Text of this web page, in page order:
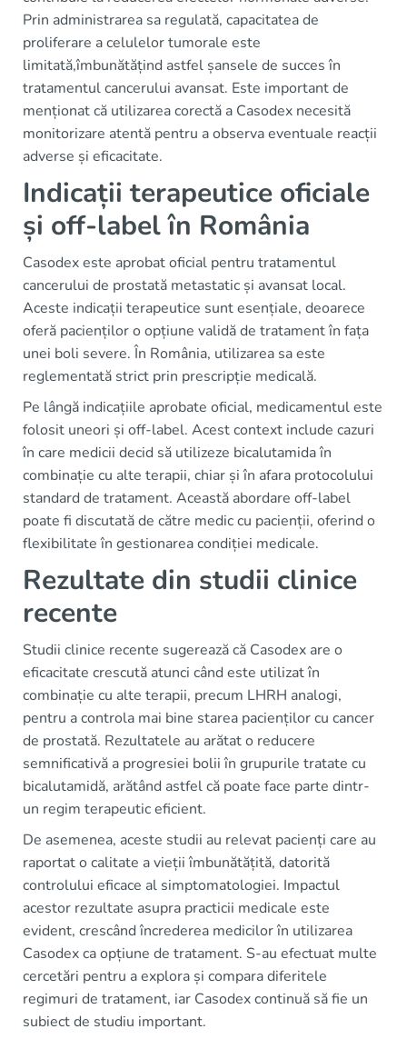
Prin administrarea sa regulată, capacitatea de
proliferare a celulelor tumorale este
limitată,îmbunătățind astfel șansele de succes în
tratamentul cancerului avansat. Este important de
menționat că utilizarea corectă a Casodex necesită
monitorizare atentă pentru a observa eventuale reacții
adverse și eficacitate.
Indicații terapeutice oficiale
și off-label în România
Casodex este aprobat oficial pentru tratamentul
cancerului de prostată metastatic și avansat local.
Aceste indicații terapeutice sunt esențiale, deoarece
oferă pacienților o opțiune validă de tratament în fața
unei boli severe. În România, utilizarea sa este
reglementată strict prin prescripție medicală.
Pe lângă indicațiile aprobate oficial, medicamentul este
folosit uneori și off-label. Acest context include cazuri
în care medicii decid să utilizeze bicalutamida în
combinație cu alte terapii, chiar și în afara protocolului
standard de tratament. Această abordare off-label
poate fi discutată de către medic cu pacienții, oferind o
flexibilitate în gestionarea condiției medicale.
Rezultate din studii clinice
recente
Studii clinice recente sugerează că Casodex are o
eficacitate crescută atunci când este utilizat în
combinație cu alte terapii, precum LHRH analogi,
pentru a controla mai bine starea pacienților cu cancer
de prostată. Rezultatele au arătat o reducere
semnificativă a progresiei bolii în grupurile tratate cu
bicalutamidă, arătând astfel că poate face parte dintr-
un regim terapeutic eficient.
De asemenea, aceste studii au relevat pacienți care au
raportat o calitate a vieții îmbunătățită, datorită
controlului eficace al simptomatologiei. Impactul
acestor rezultate asupra practicii medicale este
evident, crescând încrederea medicilor în utilizarea
Casodex ca opțiune de tratament. S-au efectuat multe
cercetări pentru a explora și compara diferitele
regimuri de tratament, iar Casodex continuă să fie un
subiect de studiu important.